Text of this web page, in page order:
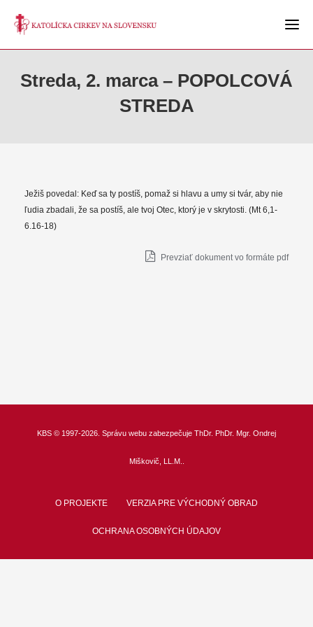
Streda, 2. marca – POPOLCOVÁ
STREDA
Ježiš povedal: Keď sa ty postíš, pomaž si hlavu a umy si tvár, aby nie
ľudia zbadali, že sa postíš, ale tvoj Otec, ktorý je v skrytosti. (Mt 6,1-
6.16-18)
Prevziať dokument vo formáte pdf
KBS © 1997-2026. Správu webu zabezpečuje ThDr. PhDr. Mgr. Ondrej
Miškovič, LL.M.
O PROJEKTE VERZIA PRE VÝCHODNÝ OBRAD
OCHRANA OSOBNÝCH ÚDAJOV